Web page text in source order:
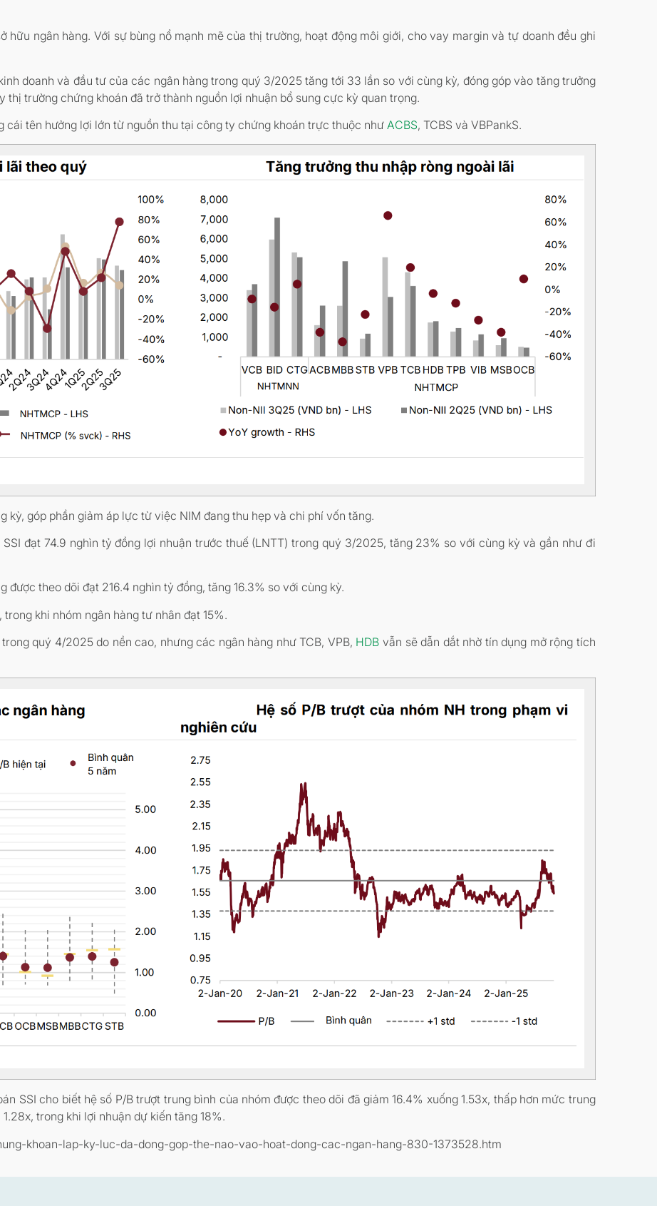
ngân hàng. Với sự bùng nổ mạnh mẽ của thị trường, hoạt động môi giới, cho vay margin và tự doanh đều ghi
doanh và đầu tư của các ngân hàng trong quý 3/2025 tăng tới 33 lần so với cùng kỳ, đóng góp vào tăng trưởng
thị trường chứng khoán đã trở thành nguồn lợi nhuận bổ sung cực kỳ quan trọng.
cái tên hưởng lợi lớn từ nguồn thu tại công ty chứng khoán trực thuộc nhưACBS, TCBS và VBPankS.
kỳ, góp phần giảm áp lực từ việc NIM đang thu hẹp và chi phí vốn tăng.
đạt 74.9 nghìn tỷ đồng lợi nhuận trước thuế (LNTT) trong quý 3/2025, tăng 23% so với cùng kỳ và gần như đi
theo dõi đạt 216.4 nghìn tỷ đồng, tăng 16.3% so với cùng kỳ.
khi nhóm ngân hàng tư nhân đạt 15%.
quý 4/2025 do nền cao, nhưng các ngân hàng như TCB, VPB, HDB vẫn sẽ dẫn dắt nhờ tín dụng mở rộng tích
SSI cho biết hệ số P/B trượt trung bình của nhóm được theo dõi đã giảm 16.4% xuống 1.53x, thấp hơn mức trung
trong khi lợi nhuận dự kiến tăng 18%.
khoan-lap-ky-luc-da-dong-gop-the-nao-vao-hoat-dong-cac-ngan-hang-830-1373528.htm